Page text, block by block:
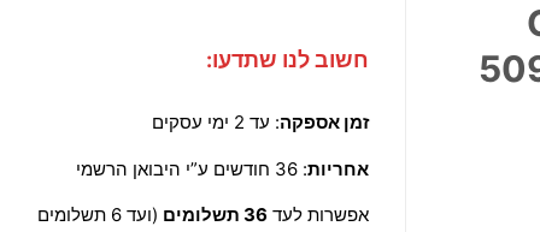
חשוב לנו שתדעו:
זמן אספקה: עד 2 ימי עסקים
אחריות: 36 חודשים ע”י היבואן הרשמי
אפשרות לעד 36 תשלומים
(ועד 6 תשלומים